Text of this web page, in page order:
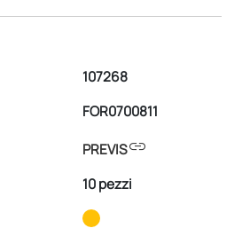
107268
FOR0700811
PREVISlink
10 pezzi